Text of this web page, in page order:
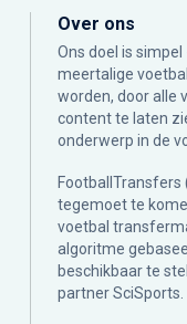
Over ons
Ons doel is simpel
meertalige
worden, door alle
content te laten
onderwerp in de
FootballTransfers
tegemoet te
voetbal
algoritme
beschikbaar te
partnerSciSports